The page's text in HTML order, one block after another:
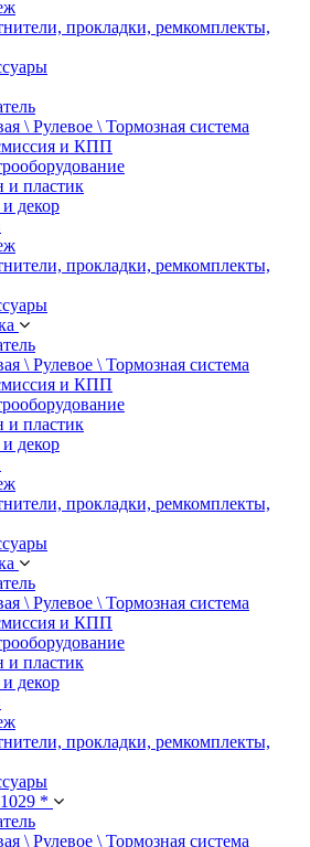
прокладки, ремкомплекты,
\ Рулевое \ Тормозная система
и КПП
и пластик
декор
прокладки, ремкомплекты,
\ Рулевое \ Тормозная система
и КПП
и пластик
декор
прокладки, ремкомплекты,
\ Рулевое \ Тормозная система
и КПП
и пластик
декор
прокладки, ремкомплекты,
*
\ Рулевое \ Тормозная система